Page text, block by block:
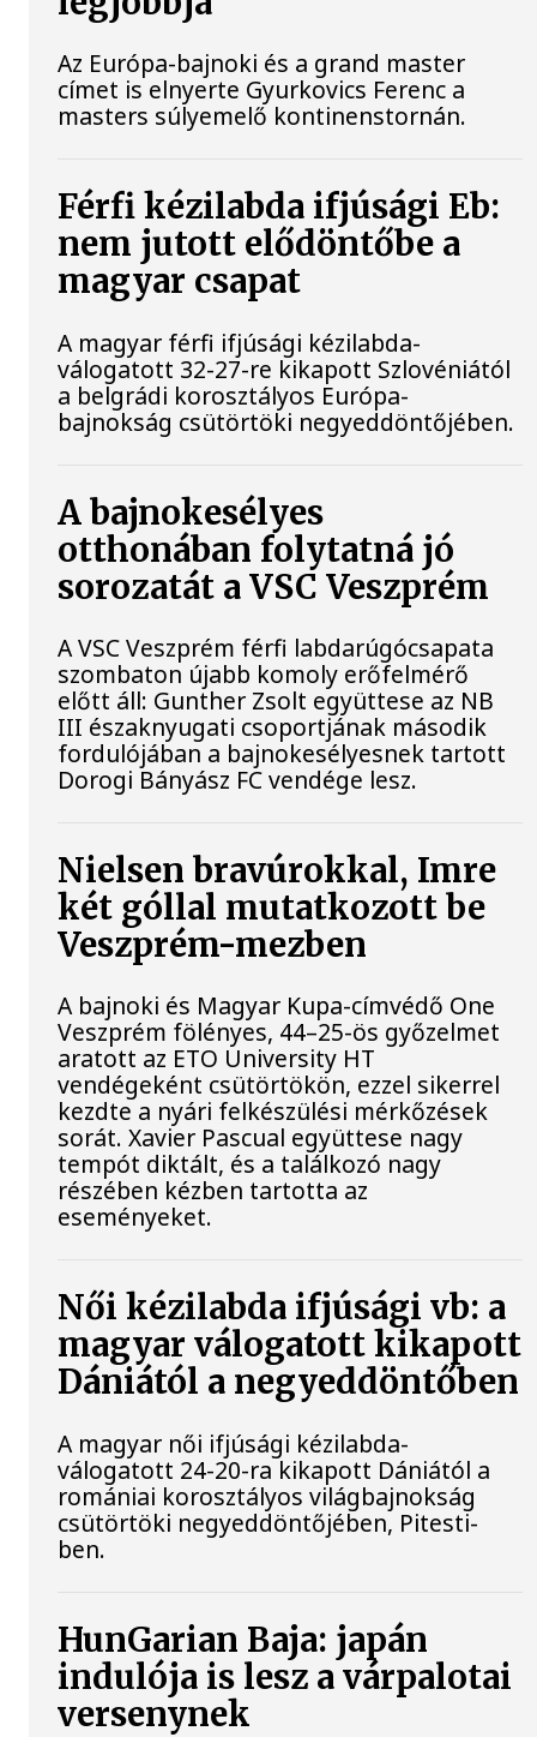
Az Európa-bajnoki és a grand master
címet is elnyerte Gyurkovics Ferenc a
masters súlyemelő kontinenstornán.
Férfi kézilabda ifjúsági Eb:
nem jutott elődöntőbe a
magyar csapat
A magyar férfi ifjúsági kézilabda-
válogatott 32-27-re kikapott Szlovéniától
a belgrádi korosztályos Európa-
bajnokság csütörtöki negyeddöntőjében.
A bajnokesélyes
otthonában folytatná jó
sorozatát a VSC Veszprém
A VSC Veszprém férfi labdarúgócsapata
szombaton újabb komoly erőfelmérő
előtt áll: Gunther Zsolt együttese az NB
III északnyugati csoportjának második
fordulójában a bajnokesélyesnek tartott
Dorogi Bányász FC vendége lesz.
Nielsen bravúrokkal, Imre
két góllal mutatkozott be
Veszprém-mezben
A bajnoki és Magyar Kupa-címvédő One
Veszprém fölényes, 44–25-ös győzelmet
aratott az ETO University HT
vendégeként csütörtökön, ezzel sikerrel
kezdte a nyári felkészülési mérkőzések
sorát. Xavier Pascual együttese nagy
tempót diktált, és a találkozó nagy
részében kézben tartotta az
eseményeket.
Női kézilabda ifjúsági vb: a
magyar válogatott kikapott
Dániától a negyeddöntőben
A magyar női ifjúsági kézilabda-
válogatott 24-20-ra kikapott Dániától a
romániai korosztályos világbajnokság
csütörtöki negyeddöntőjében, Pitesti-
ben.
HunGarian Baja: japán
indulója is lesz a várpalotai
versenynek